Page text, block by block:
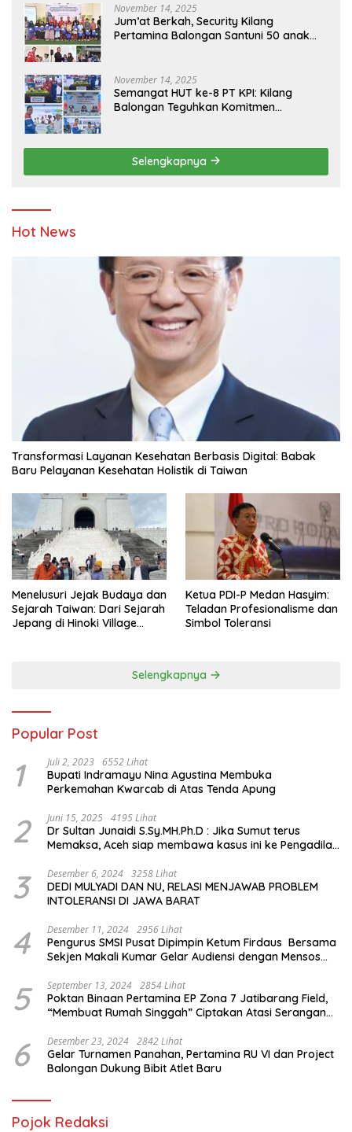
November 14, 2025
Jum’at Berkah, Security Kilang
Pertamina Balongan Santuni 50 anak
November 14, 2025
Semangat HUT ke-8 PT KPI: Kilang
Balongan Teguhkan Komitmen
Pendidikan
Selengkapnya
Hot News
Transformasi Layanan Kesehatan Berbasis Digital: Babak
Baru Pelayanan Kesehatan Holistik di Taiwan
Menelusuri Jejak Budaya dan
Sejarah Taiwan: Dari Sejarah
Jepang di Hinoki Village
Ketua PDI-P Medan Hasyim:
Teladan Profesionalisme dan
Simbol Toleransi
Selengkapnya
Popular Post
1 Juli 2, 2023 6552 Lihat
Bupati Indramayu Nina Agustina Membuka
Perkemahan Kwarcab di Atas Tenda Apung
2 Juni 15, 2025 4195 Lihat
Dr Sultan Junaidi S.Sy.MH.Ph.D : Jika Sumut terus
Memaksa, Aceh siap membawa kasus ini ke Pengadilan
3 Desember 6, 2024 3258 Lihat
DEDI MULYADI DAN NU, RELASI MENJAWAB PROBLEM
INTOLERANSI DI JAWA BARAT
4 Desember 11, 2024 2956 Lihat
Pengurus SMSI Pusat Dipimpin Ketum Firdaus Bersama
Sekjen Makali Kumar Gelar Audiensi dengan Mensos
5 September 13, 2024 2854 Lihat
Poktan Binaan Pertamina EP Zona 7 Jatibarang Field,
“Membuat Rumah Singgah” Ciptakan Atasi Serangan
6 Desember 23, 2024 2842 Lihat
Gelar Turnamen Panahan, Pertamina RU VI dan Project
Balongan Dukung Bibit Atlet Baru
Pojok Redaksi